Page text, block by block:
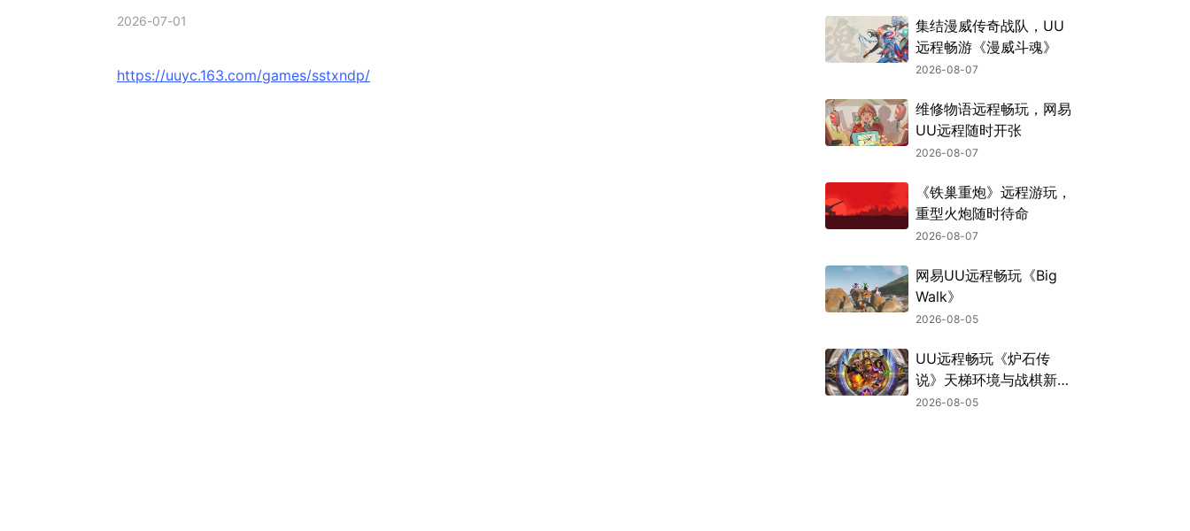
2026-07-01
https://uuyc.163.com/games/sstxndp/
集结漫威传奇战队，UU
远程畅游《漫威斗魂》
2026-08-07
维修物语远程畅玩，网易
UU远程随时开张
2026-08-07
《铁巢重炮》远程游玩，
重型火炮随时待命
2026-08-07
网易UU远程畅玩《Big
Walk》
2026-08-05
UU远程畅玩《炉石传
说》天梯环境与战棋新机
制
2026-08-05